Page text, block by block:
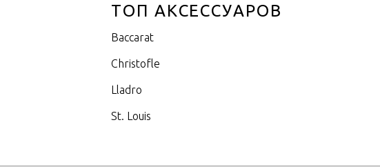
ТОП АКСЕССУАРОВ
Baccarat
Christofle
Lladro
St. Louis